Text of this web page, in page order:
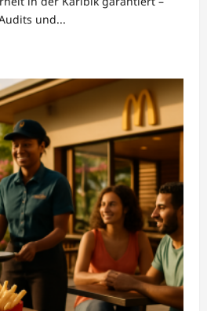
und...